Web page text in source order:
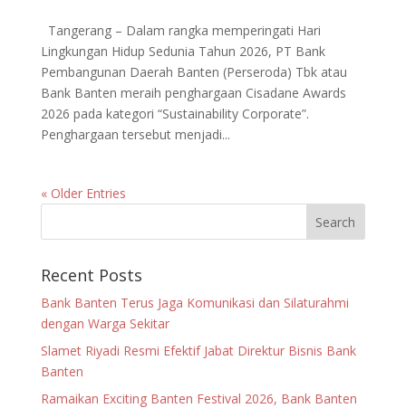
Tangerang – Dalam rangka memperingati Hari
Lingkungan Hidup Sedunia Tahun 2026, PT Bank
Pembangunan Daerah Banten (Perseroda) Tbk atau
Bank Banten meraih penghargaan Cisadane Awards
2026 pada kategori “Sustainability Corporate”.
Penghargaan tersebut menjadi...
« Older Entries
Recent Posts
Bank Banten Terus Jaga Komunikasi dan Silaturahmi
dengan Warga Sekitar
Slamet Riyadi Resmi Efektif Jabat Direktur Bisnis Bank
Banten
Ramaikan Exciting Banten Festival 2026, Bank Banten